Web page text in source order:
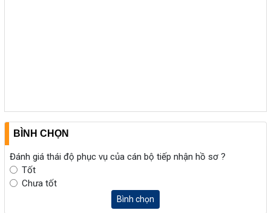
BÌNH CHỌN
Đánh giá thái độ phục vụ của cán bộ tiếp nhận hồ sơ ?
Tốt
Chưa tốt
Bình chọn